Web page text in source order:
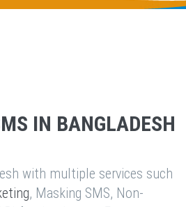
IN BANGLADESH
with multiple services such
, Masking SMS, Non-